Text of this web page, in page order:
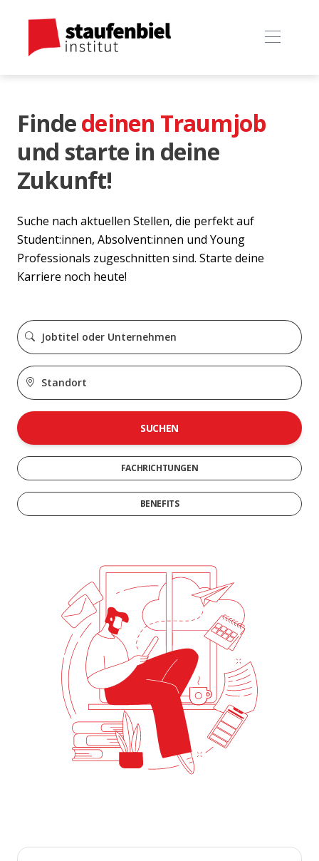
Findedeinen Traumjob
und starte in deine
Zukunft!
Suche nach aktuellen Stellen, die perfekt auf
Student:innen, Absolvent:innen und Young
Professionals zugeschnitten sind. Starte deine
Karriere noch heute!
SUCHEN
FACHRICHTUNGEN
BENEFITS